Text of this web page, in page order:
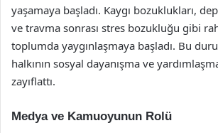
yaşamaya başladı. Kaygı bozuklukları,
ve travma sonrası stres bozukluğu gibi
toplumda yaygınlaşmaya başladı. Bu
halkının sosyal dayanışma ve
zayıflattı.
Medya ve Kamuoyunun Rolü